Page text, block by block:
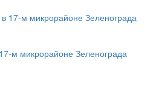
м микрорайоне Зеленограда